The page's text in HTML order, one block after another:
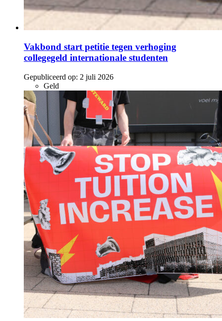
Vakbond start petitie tegen verhoging
collegegeld internationale studenten
Gepubliceerd op: 2 juli 2026
Geld